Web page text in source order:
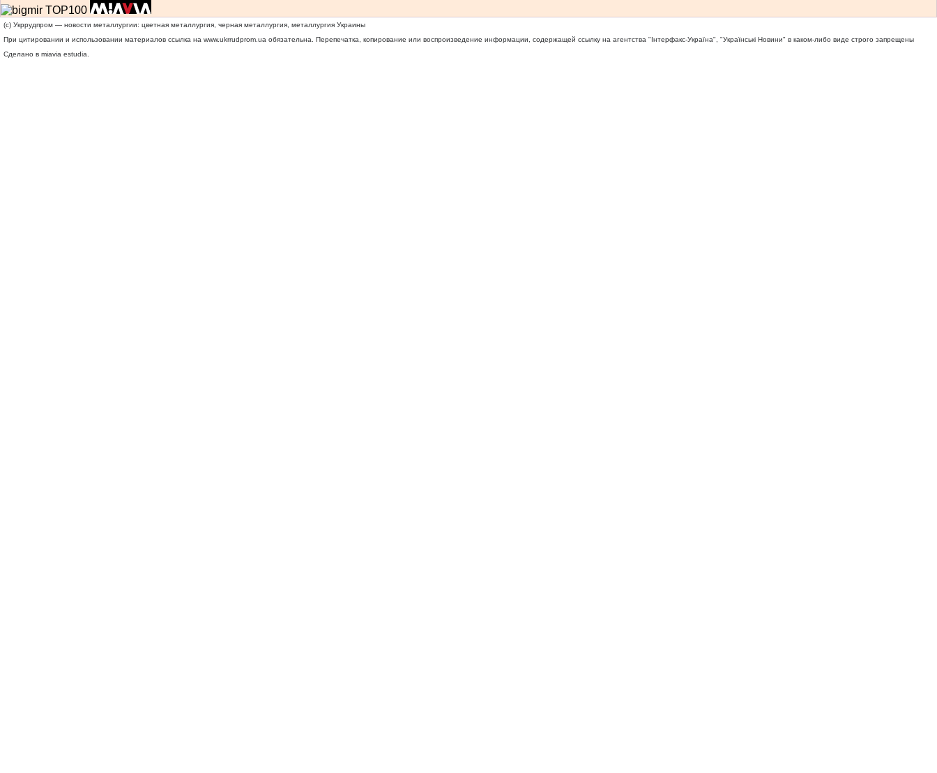
(c) Укррудпром — новости металлургии: цветная металлургия, черная металлургия, металлургия Украины
При цитировании и использовании материалов ссылка на www.ukrrudprom.ua обязательна. Перепечатка, копирование или воспроизведение информации, содержащей ссылку на агентства "Iнтерфакс-Україна", "Українськi Новини" в каком-либо виде строго запрещены
Сделано в miavia estudia.